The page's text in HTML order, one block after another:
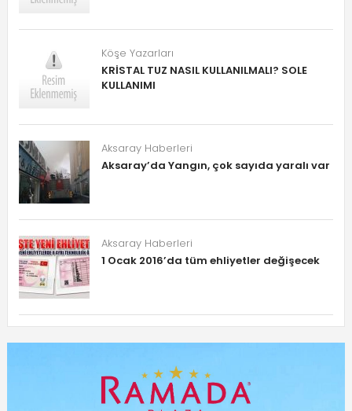
Köşe Yazarları
KRİSTAL TUZ NASIL KULLANILMALI? SOLE
KULLANIMI
Aksaray Haberleri
Aksaray’da Yangın, çok sayıda yaralı var
Aksaray Haberleri
1 Ocak 2016’da tüm ehliyetler değişecek